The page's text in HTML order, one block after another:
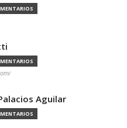
Aguilar